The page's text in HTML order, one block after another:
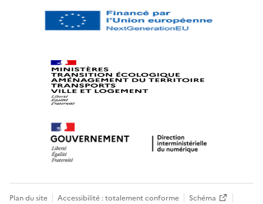
Plan du site Accessibilité : totalement conforme
Schéma